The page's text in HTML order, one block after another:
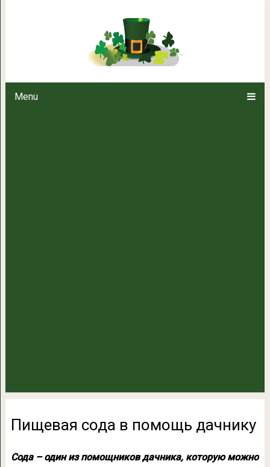
Menu
Пищевая сода в помощь дачнику
Сода – один из помощников дачника, которую можно